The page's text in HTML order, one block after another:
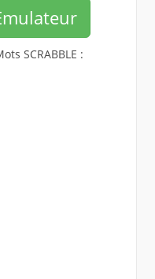
SCRABBLE :